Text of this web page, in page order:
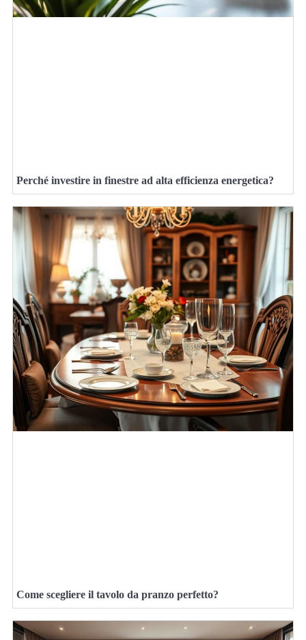
Perché investire in finestre ad alta efficienza energetica?
Come scegliere il tavolo da pranzo perfetto?